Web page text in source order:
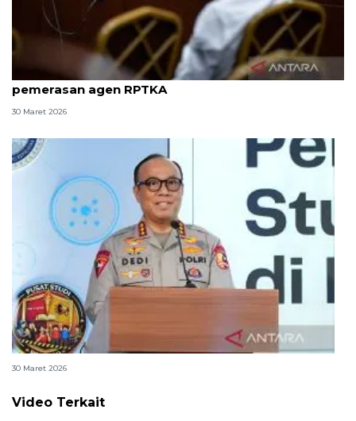
8 ASN Kemenaker hadapi sidang tuntutan kasus
pemerasan agen RPTKA
30 Maret 2026
Polri bangun Laboratorium Sosial Sains Kepolisian
30 Maret 2026
Video Terkait